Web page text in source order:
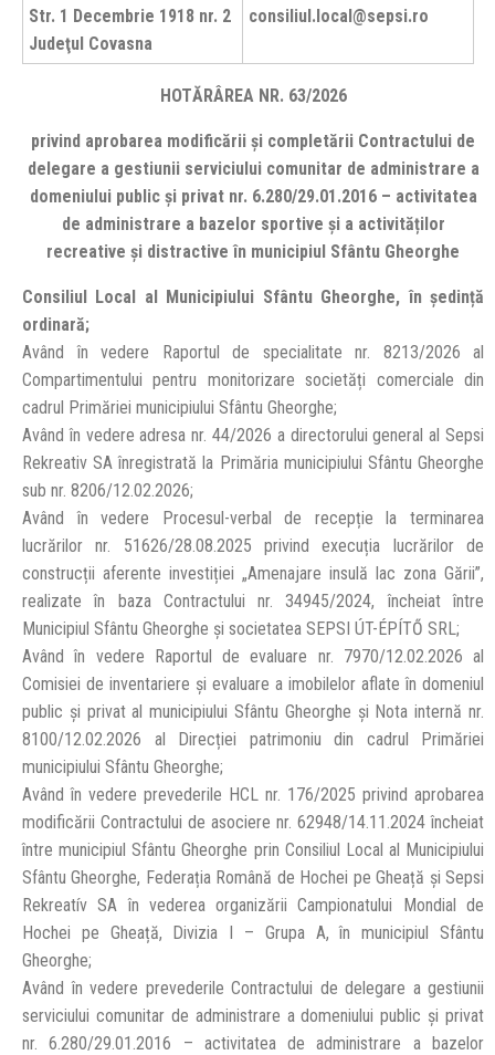
Str. 1 Decembrie 1918 nr. 2
Judeţul Covasna
consiliul.local@sepsi.ro
HOTĂRÂREA NR. 63/2026
privind aprobarea modificării şi completării Contractului de
delegare a gestiunii serviciului comunitar de administrare a
domeniului public şi privat nr. 6.280/29.01.2016 – activitatea
de administrare a bazelor sportive şi a activităților
recreative şi distractive în municipiul Sfântu Gheorghe
Consiliul Local al Municipiului Sfântu Gheorghe, în ședință
ordinară;
Având în vedere Raportul de specialitate nr. 8213/2026 al
Compartimentului pentru monitorizare societăți comerciale din
cadrul Primăriei municipiului Sfântu Gheorghe;
Având în vedere adresa nr. 44/2026 a directorului general al Sepsi
Rekreativ SA înregistrată la Primăria municipiului Sfântu Gheorghe
sub nr. 8206/12.02.2026;
Având în vedere Procesul-verbal de recepție la terminarea
lucrărilor nr. 51626/28.08.2025 privind execuția lucrărilor de
construcții aferente investiției „Amenajare insulă lac zona Gării”,
realizate în baza Contractului nr. 34945/2024, încheiat între
Municipiul Sfântu Gheorghe şi societatea SEPSI ÚT-ÉPÍTŐ SRL;
Având în vedere Raportul de evaluare nr. 7970/12.02.2026 al
Comisiei de inventariere și evaluare a imobilelor aflate în domeniul
public și privat al municipiului Sfântu Gheorghe și Nota internă nr.
8100/12.02.2026 al Direcției patrimoniu din cadrul Primăriei
municipiului Sfântu Gheorghe;
Având în vedere prevederile HCL nr. 176/2025 privind aprobarea
modificării Contractului de asociere nr. 62948/14.11.2024 încheiat
între municipiul Sfântu Gheorghe prin Consiliul Local al Municipiului
Sfântu Gheorghe, Federația Română de Hochei pe Gheață și Sepsi
Rekreatív SA în vederea organizării Campionatului Mondial de
Hochei pe Gheață, Divizia I – Grupa A, în municipiul Sfântu
Gheorghe;
Având în vedere prevederile Contractului de delegare a gestiunii
serviciului comunitar de administrare a domeniului public şi privat
nr. 6.280/29.01.2016 – activitatea de administrare a bazelor